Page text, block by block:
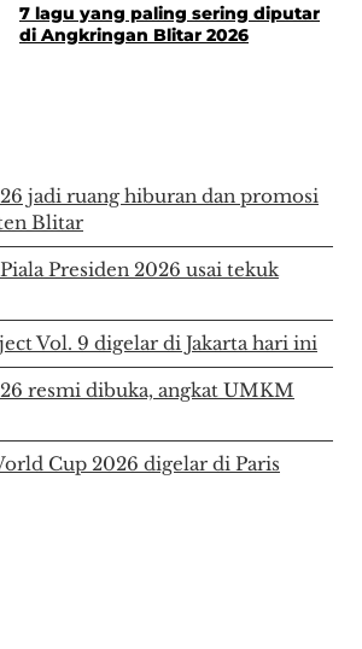
7 lagu yang paling sering diputar
di Angkringan Blitar 2026
jadi ruang hiburan dan promosi
Blitar
Presiden 2026 usai tekuk
Vol. 9 digelar di Jakarta hari ini
resmi dibuka, angkat UMKM
Cup 2026 digelar di Paris